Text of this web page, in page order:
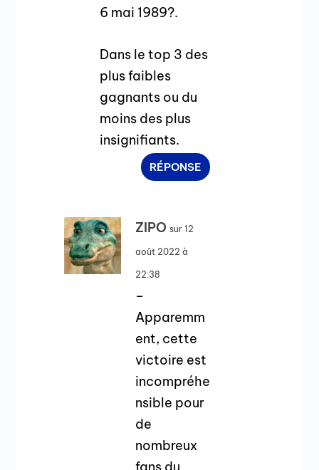
6 mai 1989?.
Dans le top 3 des
plus faibles
gagnants ou du
moins des plus
insignifiants.
RÉPONSE
ZIPO sur 12
août 2022 à
22:38
–
Apparemm
ent, cette
victoire est
incompréhe
nsible pour
de
nombreux
fans du